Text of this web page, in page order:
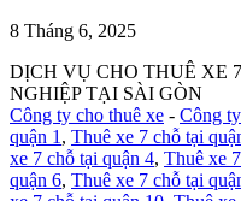
8 Tháng 6, 2025
DỊCH VỤ CHO THUÊ XE
NGHIỆP TẠI SÀI GÒN
Công ty cho thuê xe - Công
quận 1 , Thuê xe 7 chỗ tại
xe 7 chỗ tại quận 4, Thuê xe
quận 6, Thuê xe 7 chỗ tại